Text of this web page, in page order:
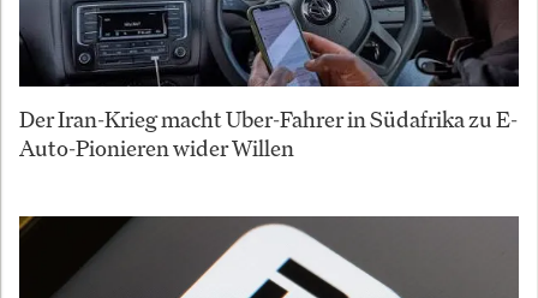
Der Iran-Krieg macht Uber-Fahrer in Südafrika zu E-
Auto-Pionieren wider Willen